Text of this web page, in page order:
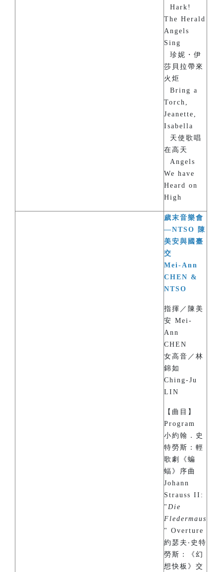
Hark!
The Herald
Angels
Sing
珍妮・伊
莎貝拉帶來
火炬
Bring a
Torch,
Jeanette,
Isabella
天使歌唱
在高天
Angels
We have
Heard on
High
歲末音樂會
—NTSO 陳
美安與國臺
交
Mei-Ann
CHEN &
NTSO
指揮／陳美
安 Mei-
Ann
CHEN
女高音／林
錦如
Ching-Ju
LIN
【曲目】
Program
小約翰．史
特勞斯：輕
歌劇《蝙
蝠》序曲
Johann
Strauss II:
" Die
Fledermaus
" Overture
約瑟夫‧史特
勞斯：《幻
想快板》交